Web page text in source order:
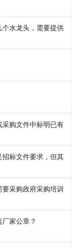
水龙头，需要提供
购文件中标明已有
标文件要求，但其
采购政府采购培训
家公章？